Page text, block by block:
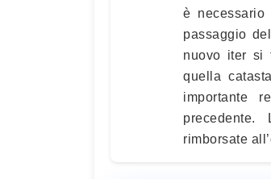
è necessario
passaggio
nuovo iter si
quella
importante
precedente.
rimborsate